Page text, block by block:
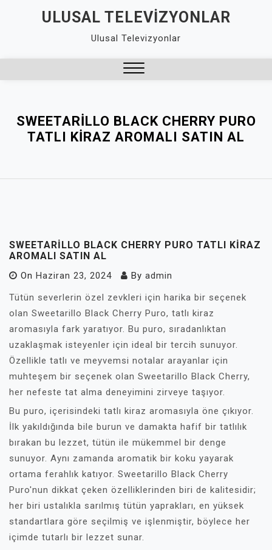
ULUSAL TELEVIZYONLAR
Ulusal Televizyonlar
SWEETARILLO BLACK CHERRY PURO
TATLI KIRAZ AROMALI SATIN AL
SWEETARILLO BLACK CHERRY PURO TATLI KIRAZ
AROMALI SATIN AL
On Haziran 23, 2024 By admin
Tütün severlerin özel zevkleri için harika bir seçenek
olan Sweetarillo Black Cherry Puro, tatlı kiraz
aromasıyla fark yaratıyor. Bu puro, sıradanlıktan
uzaklaşmak isteyenler için ideal bir tercih sunuyor.
Özellikle tatlı ve meyvemsi notalar arayanlar için
muhteşem bir seçenek olan Sweetarillo Black Cherry,
her nefeste tat alma deneyimini zirveye taşıyor.
Bu puro, içerisindeki tatlı kiraz aromasıyla öne çıkıyor.
İlk yakıldığında bile burun ve damakta hafif bir tatlılık
bırakan bu lezzet, tütün ile mükemmel bir denge
sunuyor. Aynı zamanda aromatik bir koku yayarak
ortama ferahlık katıyor. Sweetarillo Black Cherry
Puro'nun dikkat çeken özelliklerinden biri de kalitesidir;
her biri ustalıkla sarılmış tütün yaprakları, en yüksek
standartlara göre seçilmiş ve işlenmiştir, böylece her
içimde tutarlı bir lezzet sunar.